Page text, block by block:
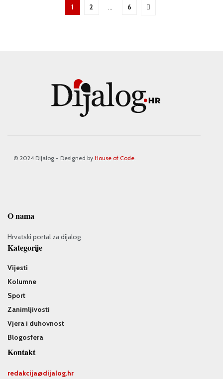
1 2 … 6
© 2024 Dijalog - Designed by House of Code
O nama
Hrvatski portal za dijalog
Kategorije
Vijesti
Kolumne
Sport
Zanimljivosti
Vjera i duhovnost
Blogosfera
Kontakt
redakcija@dijalog.hr